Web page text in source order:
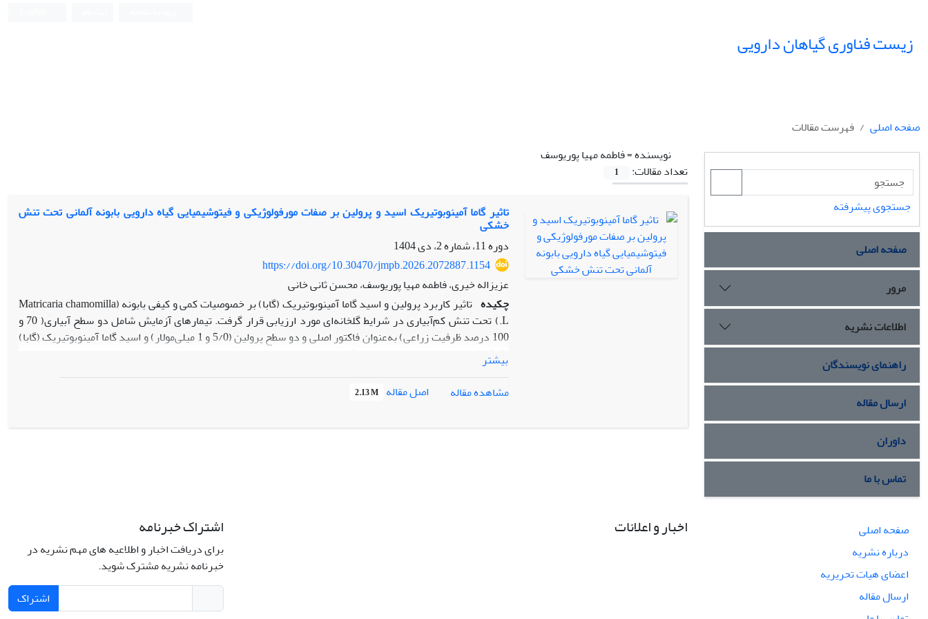
زیست فناوری گیاهان دارویی
صفحه اصلی
فهرست مقالات
نویسنده =فاطمه مهیا پوریوسف
تعداد مقالات:
1
تاثیر گاما آمینوبوتیریک اسید و پرولین بر صفات مورفولوژیکی و فیتوشیمیایی گیاه دارویی بابونه آلمانى تحت تنش
خشکی
دوره 11، شماره 2، دی 1404
https://doi.org/10.30470/jmpb.2026.2072887.1154
عزیزاله خیری، فاطمه مهیا پوریوسف، محسن ثانی خانی
چکیده
تاثیر کاربرد پرولین و اسید گاما آمینوبوتیریک (گابا) بر خصوصیات کمی و کیفی بابونه (Matricaria chamomilla
L.) تحت تنش کم‌آبیاری در شرایط گلخانه‌ای مورد ارزیابی قرار گرفت. تیمارهای آزمایش شامل دو سطح آبیاری( 70 و
100 درصد ظرفیت زراعی) به‌عنوان فاکتور اصلی و دو سطح پرولین (5/0 و 1 میلی‌مولار) و اسید گاما آمینوبوتیریک (گابا)
بیشتر
مشاهده مقاله
اصل مقاله 2.13 M
جستجوی پیشرفته
صفحه اصلی
مرور
اطلاعات نشریه
راهنمای نویسندگان
ارسال مقاله
داوران
تماس با ما
صفحه اصلی
درباره نشریه
اعضای هیات تحریریه
ارسال مقاله
اخبار و اعلانات اشتراک خبرنامه
برای دریافت اخبار و اطلاعیه های مهم نشریه در
خبرنامه نشریه مشترک شوید.
اشتراک